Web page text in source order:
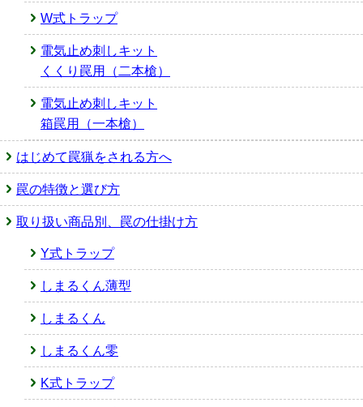
W式トラップ
電気止め刺しキット
くくり罠用（二本槍）
電気止め刺しキット
箱罠用（一本槍）
はじめて罠猟をされる方へ
罠の特徴と選び方
取り扱い商品別、罠の仕掛け方
Y式トラップ
しまるくん薄型
しまるくん
しまるくん零
K式トラップ